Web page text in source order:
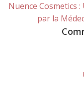
Nuence Cosmetics
par la